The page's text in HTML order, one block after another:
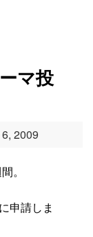
マ投
2009
。
申請しま